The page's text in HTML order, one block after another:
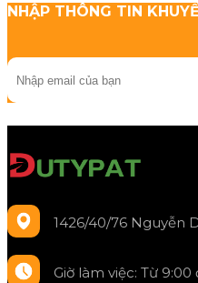
NHẬP THÔNG TIN
1426/40/76 Nguyễn
Giờ làm việc: Từ